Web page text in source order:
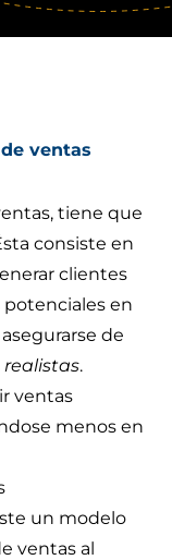
ventas
tiene que
consiste en
clientes
en
de
realistas.
ventas
menos en
un modelo
ventas al